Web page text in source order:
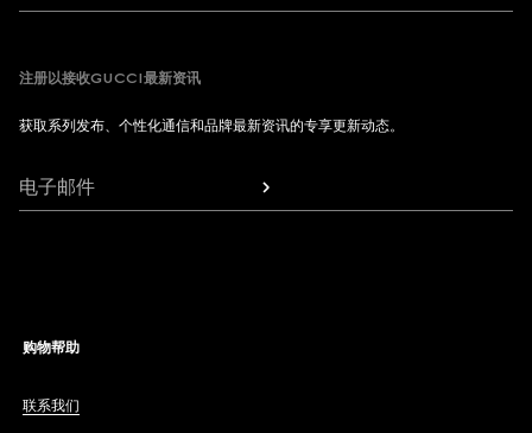
注册以接收GUCCI最新资讯
获取系列发布、个性化通信和品牌最新资讯的专享更新动态。
电子邮件
购物帮助
联系我们